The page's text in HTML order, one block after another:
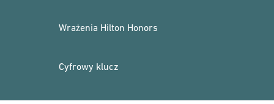
Wrażenia Hilton Honors
Cyfrowy klucz